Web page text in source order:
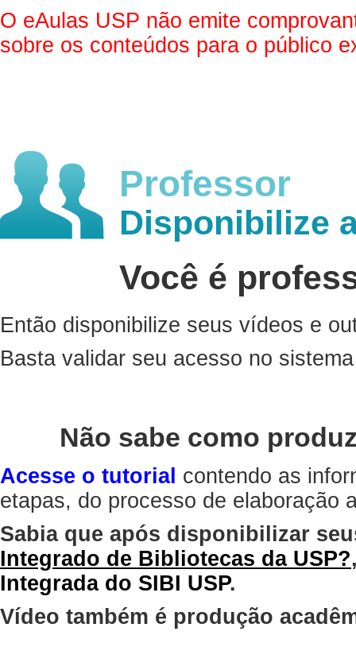
O eAulas USP não emite
sobre os conteúdos para o público
Professor
Disponibilize
Você é
Então disponibilize seus vídeos e
Basta validar seu acesso no
Não sabe como
Acesse o tutorial contendo as
etapas, do processo de elaboração
Sabia que após disponibilizar
Integrado de Bibliotecas da USP?
Integrada do SIBI USP.
Vídeo também é produção